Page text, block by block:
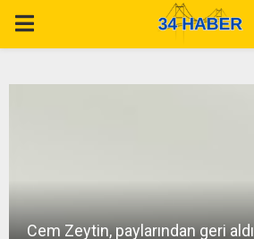
P
A
Cem Zeytin, paylarından geri aldı